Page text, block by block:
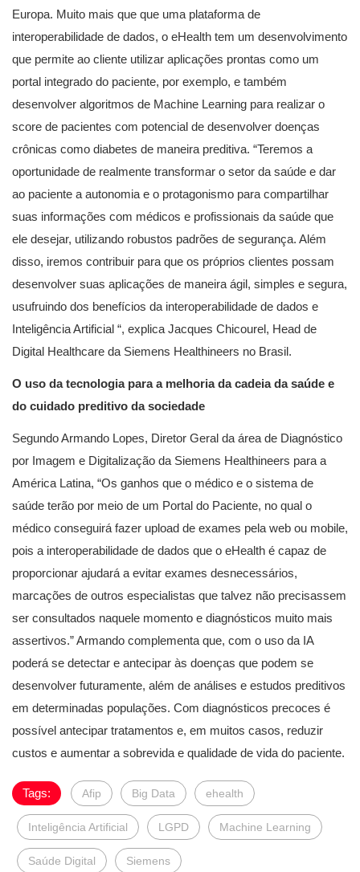
Europa. Muito mais que que uma plataforma de
interoperabilidade de dados, o eHealth tem um desenvolvimento
que permite ao cliente utilizar aplicações prontas como um
portal integrado do paciente, por exemplo, e também
desenvolver algoritmos de Machine Learning para realizar o
score de pacientes com potencial de desenvolver doenças
crônicas como diabetes de maneira preditiva. “Teremos a
oportunidade de realmente transformar o setor da saúde e dar
ao paciente a autonomia e o protagonismo para compartilhar
suas informações com médicos e profissionais da saúde que
ele desejar, utilizando robustos padrões de segurança. Além
disso, iremos contribuir para que os próprios clientes possam
desenvolver suas aplicações de maneira ágil, simples e segura,
usufruindo dos benefícios da interoperabilidade de dados e
Inteligência Artificial “, explica Jacques Chicourel, Head de
Digital Healthcare da Siemens Healthineers no Brasil.
O uso da tecnologia para a melhoria da cadeia da saúde e
do cuidado preditivo da sociedade
Segundo Armando Lopes, Diretor Geral da área de Diagnóstico
por Imagem e Digitalização da Siemens Healthineers para a
América Latina, “Os ganhos que o médico e o sistema de
saúde terão por meio de um Portal do Paciente, no qual o
médico conseguirá fazer upload de exames pela web ou mobile,
pois a interoperabilidade de dados que o eHealth é capaz de
proporcionar ajudará a evitar exames desnecessários,
marcações de outros especialistas que talvez não precisassem
ser consultados naquele momento e diagnósticos muito mais
assertivos.” Armando complementa que, com o uso da IA
poderá se detectar e antecipar às doenças que podem se
desenvolver futuramente, além de análises e estudos preditivos
em determinadas populações. Com diagnósticos precoces é
possível antecipar tratamentos e, em muitos casos, reduzir
custos e aumentar a sobrevida e qualidade de vida do paciente.
Tags: Afip Big Data ehealth
Inteligência Artificial LGPD Machine Learning
Saúde Digital Siemens